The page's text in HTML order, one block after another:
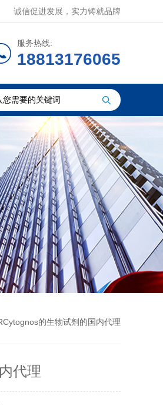
诚信促进发展，实力铸就品牌
服务热线:
18813176065
的生物试剂的国内代理
代理